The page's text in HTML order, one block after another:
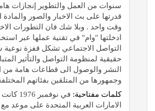
سنوات من العمل والتطوير إنجازات
قدرتها على بث الاخبار والصور والمادة
وقت واحد . وبلا شك فان التطورات
ادخلتها "وام" في تقنية عملها عبر
التواصل الاجتماعي تشكل قفزة
حقيقية لمنظومة التواصل والتأثير
النشر والوصول الى قطاعات هامة من
وجمهورها من المتلقين بفئاتهم
كلمات مفتاحية:
في نوفمبر
الامارات العربية المتحدة على موعد مع